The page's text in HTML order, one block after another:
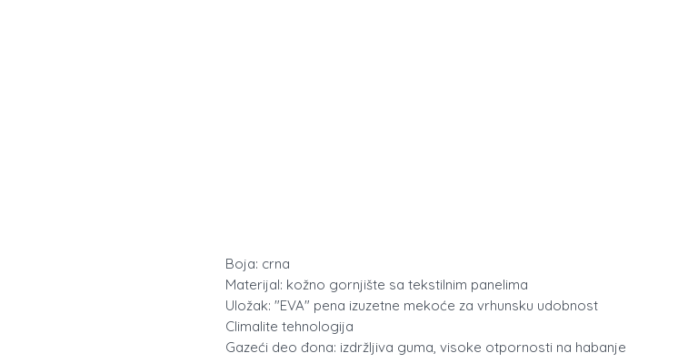
Boja: crna
Materijal: kožno gornjište sa tekstilnim panelima
Uložak: "EVA" pena izuzetne mekoće za vrhunsku udobnost
Climalite tehnologija
Gazeći deo đona: izdržljiva guma, visoke otpornosti na habanje